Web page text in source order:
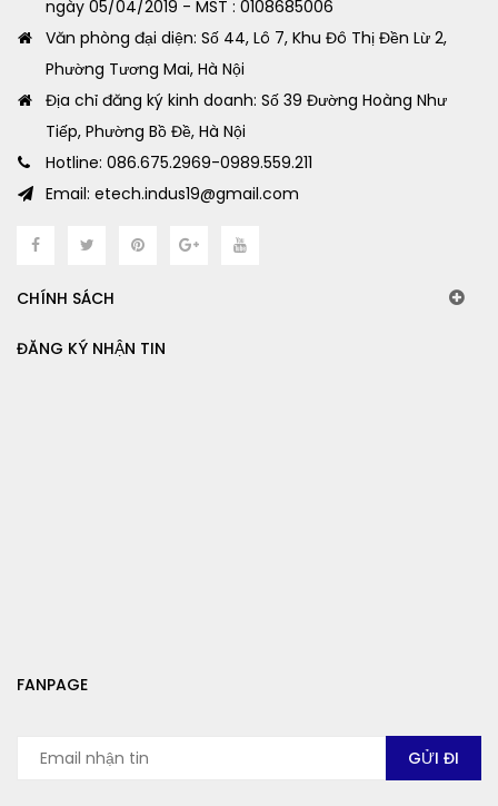
ngày 05/04/2019 - MST : 0108685006
Văn phòng đại diện: Số 44, Lô 7, Khu Đô Thị Đền Lừ 2,
Phường Tương Mai, Hà Nội
Địa chỉ đăng ký kinh doanh: Số 39 Đường Hoàng Như
Tiếp, Phường Bồ Đề, Hà Nội
Hotline: 086.675.2969-0989.559.211
Email: etech.indus19@gmail.com
CHÍNH SÁCH
ĐĂNG KÝ NHẬN TIN
FANPAGE